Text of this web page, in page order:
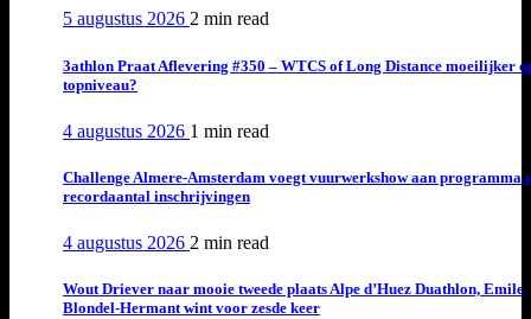
5 augustus 2026 2 min read
3athlon Praat Aflevering #350 – WTCS of Long Distance moeilijker
topniveau?
4 augustus 2026 1 min read
Challenge Almere-Amsterdam voegt vuurwerkshow aan programma
recordaantal inschrijvingen
4 augustus 2026 2 min read
Wout Driever naar mooie tweede plaats Alpe d’Huez Duathlon, Emile
Blondel-Hermant wint voor zesde keer